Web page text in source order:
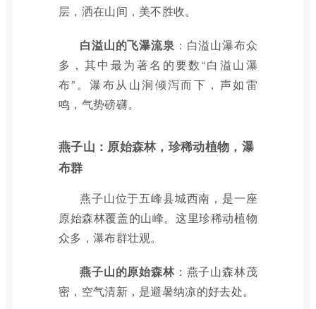
层，洒在山间，美不胜收。
白溢山的飞瀑流泉 ：白溢山瀑布众
多，其中最为著名的要数“白溢山瀑
布”。瀑布从山涧倾泻而下，声如雷
鸣，气势磅礴。
燕子山：原始森林，珍稀动植物，瀑
布群
燕子山位于五峰县城西南，是一座
原始森林覆盖的山峰。这里珍稀动植物
众多，瀑布群壮观。
燕子山的原始森林：燕子山森林茂
密，空气清新，是避暑纳凉的好去处。